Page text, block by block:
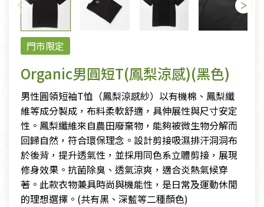
門市限定
Organic男圓短T(鳳梨涼感)(黑色)
男性圓領短袖T恤（鳳梨涼感紗）以有機棉、鳳梨纖
維等成分製成，布料柔軟舒適，具伸展性與尺寸安定
性。鳳梨纖維來自農田廢棄物，能夠被微生物分解而
回歸自然，符合環保理念。設計剪接吸濕排汗洞洞布
於後背，提升透氣性，並採用同色系立體剪接，展現
修身效果。抗菌除臭、透氣涼爽，適合炎熱氣候穿
著。此款衣物兼具時尚與機能性，是日常及運動休閒
的理想選擇。(共有黑、深藍等二種顏色)